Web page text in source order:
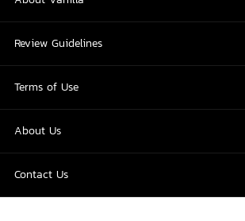
Review Guidelines
Terms of Use
About Us
Contact Us